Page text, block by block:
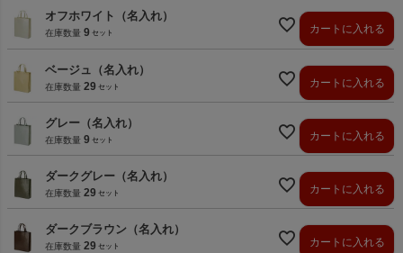
オフホワイト（名入れ）
在庫数量 9 カートに入れる
ベージュ（名入れ）
在庫数量 29 カートに入れる
グレー（名入れ）
在庫数量 9 カートに入れる
ダークグレー（名入れ）
在庫数量 29 カートに入れる
ダークブラウン（名入れ）
在庫数量 29 カートに入れる